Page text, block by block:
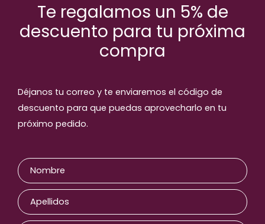
Productos relaccionados
Te regalamos un 5% de
descuento para tu próxima
compra
Déjanos tu correo y te enviaremos el código de
descuento para que puedas aprovecharlo en tu
próximo pedido.